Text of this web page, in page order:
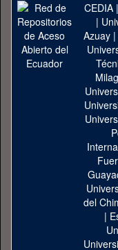
CEDIA|
|
Azuay|
del
|